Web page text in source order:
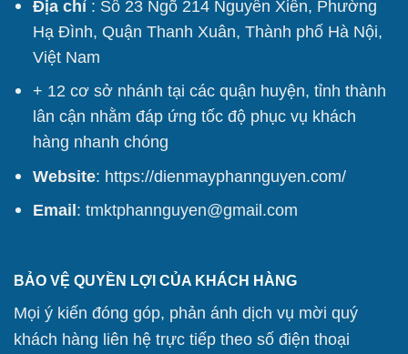
Địa chỉ : Số 23 Ngõ 214 Nguyễn Xiển, Phường
Hạ Đình, Quận Thanh Xuân, Thành phố Hà Nội,
Việt Nam
+ 12 cơ sở nhánh tại các quận huyện, tỉnh thành
lân cận nhằm đáp ứng tốc độ phục vụ khách
hàng nhanh chóng
Website: https://dienmayphannguyen.com/
Email : tmktphannguyen@gmail.com
BẢO VỆ QUYỀN LỢI CỦA KHÁCH HÀNG
Mọi ý kiến đóng góp, phản ánh dịch vụ mời quý
khách hàng liên hệ trực tiếp theo số điện thoại